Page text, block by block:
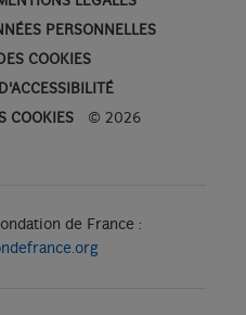
PERSONNELLES
COOKIES
COOKIES
© 2026
de France :